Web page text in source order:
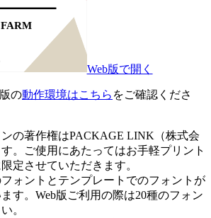
Web版で開く
の動作環境はこちら をご確認くださ
の著作権はPACKAGE LINK（株式会
。ご使用にあたってはお手軽プリント
定させていただきます。
ォントとテンプレートでのフォントが
す。Web版ご利用の際は20種のフォン
。